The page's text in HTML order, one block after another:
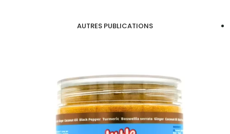
AUTRES PUBLICATIONS